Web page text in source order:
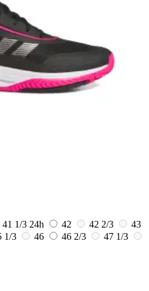
41 1/3 24h 42 42 2/3
43
1/3 46 46 2/3
47 1/3